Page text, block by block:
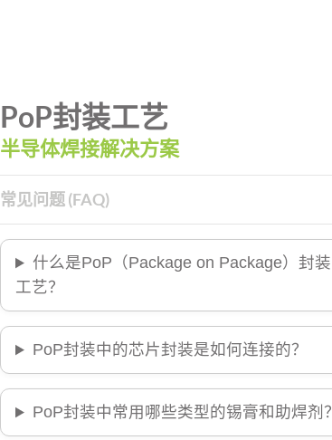
PoP封装工艺
半导体焊接解决方案
常见问题 (FAQ)
什么是PoP（Package on Package）封装
工艺？
PoP封装中的芯片封装是如何连接的？
PoP封装中常用哪些类型的锡膏和助焊剂？